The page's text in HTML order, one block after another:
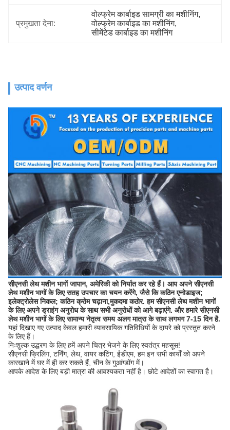
प्रमुखता देना:
वोल्फ्रेम कार्बाइड सामग्री का मशीनिंग,
वोल्फ्रेम कार्बाइड का मशीनिंग,
सीमेंटेड कार्बाइड का मशीनिंग
उत्पाद वर्णन
सीएनसी लेथ मशीन भागों जापान, अमेरिकी को निर्यात कर रहे हैं। आप अपने सीएनसी
लेथ मशीन भागों के लिए सतह उपचार का चयन करेंगे, जैसे कि कठिन एनोडाइज;
इलेक्ट्रोलेस निकल; कठिन क्रोम चढ़ाना,मुकदमा कठोर. हम सीएनसी लेथ मशीन भागों
के लिए अपने ड्राइंग अनुरोध के साथ सभी अनुरोधों को आगे बढ़ाएंगे. और हमारे सीएनसी
लेथ मशीन भागों के लिए सामान्य नेतृत्व समय अलग मात्रा के साथ लगभग 7-15 दिन है.
यहां दिखाए गए उत्पाद केवल हमारी व्यावसायिक गतिविधियों के दायरे को प्रस्तुत करने
के लिए हैं।
निःशुल्क उद्धरण के लिए हमें अपने चित्र भेजने के लिए स्वतंत्र महसूस!
सीएनसी फ्रिलिंग, टर्निंग, लेथ, वायर कटिंग, ईडीएम, हम इन सभी कार्यों को अपने
कारखाने में घर में ही कर सकते हैं, चीन के गुआंग्डोंग में।
आपके आदेश के लिए बड़ी मात्रा की आवश्यकता नहीं है। छोटे आदेशों का स्वागत है।